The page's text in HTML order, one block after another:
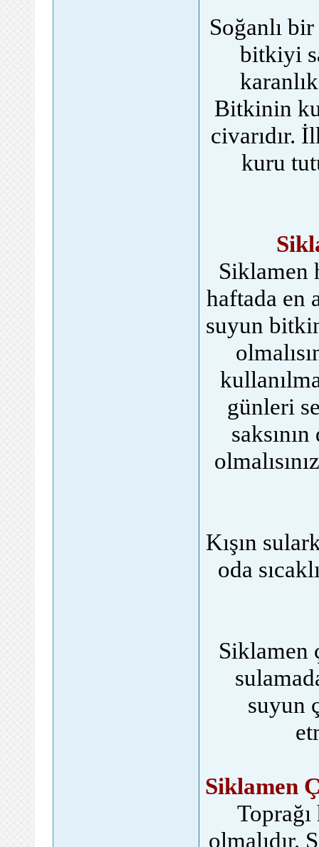
Soğanlı
bitkiyi
Bitkinin
civarıdır.
kuru
Siklamen
haftada en
suyun
günleri
Kışın
oda
Siklamen
suyun
Siklamen
olmalıdır.